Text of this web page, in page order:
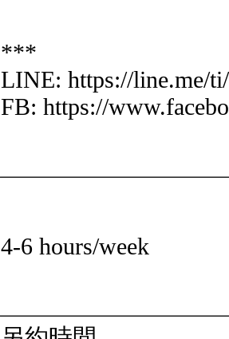
***
LINE: https://line.me/
FB: https://
4-6 hours/week